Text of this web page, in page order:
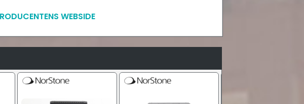
WEBSIDE